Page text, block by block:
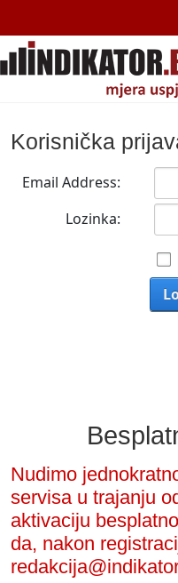
Korisnička
Email Address:
Lozinka:
Nudimo
servisa u trajanju
aktivaciju
da, nakon